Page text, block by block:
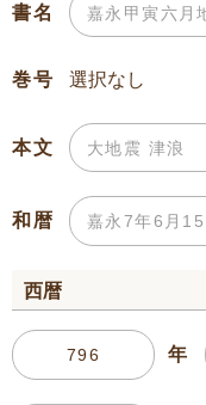
書名
巻号
本文
和暦
西暦
年